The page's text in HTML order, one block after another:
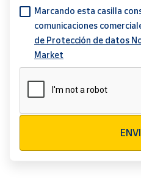
Marcando esta casilla
comunicaciones
de Protección de datos
Market